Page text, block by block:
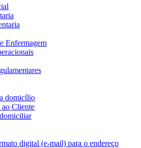
Enfermagem
domicílio
Cliente
digital (e-mail) para o endereço